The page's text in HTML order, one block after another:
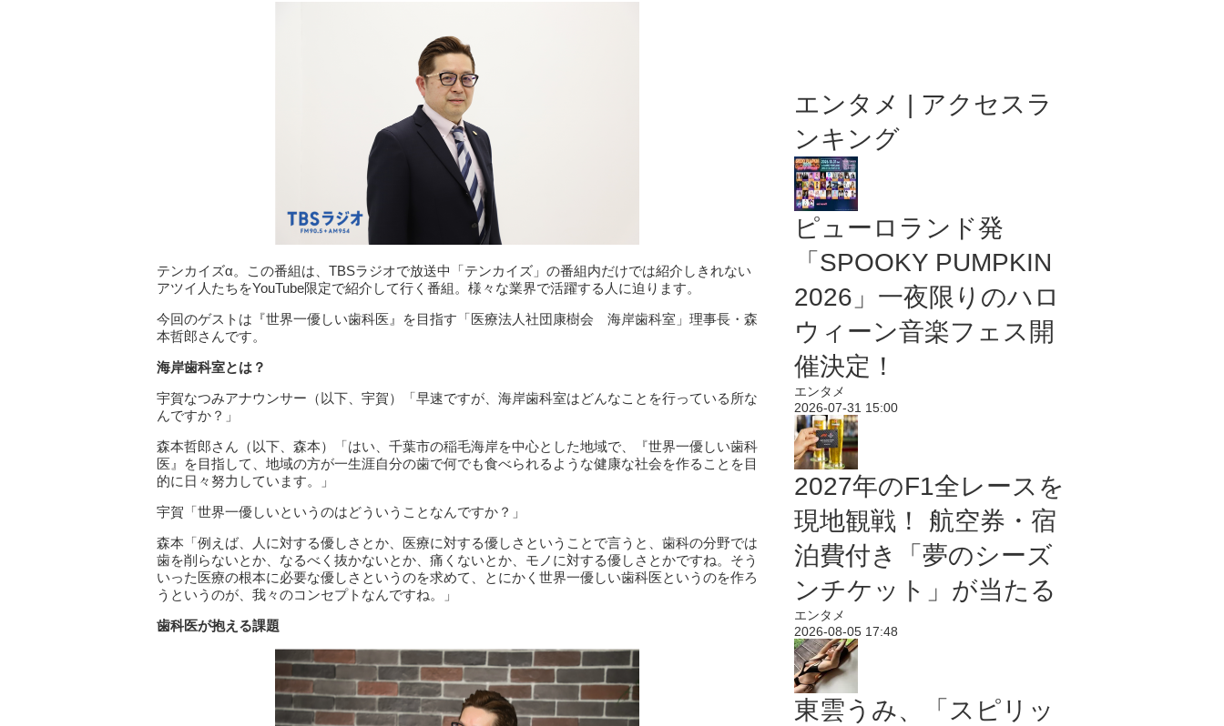
テンカイズα。この番組は、TBSラジオで放送中「テンカイズ」の番組内だけでは紹介しきれない
アツイ人たちをYouTube限定で紹介して行く番組。様々な業界で活躍する人に迫ります。
今回のゲストは『世界一優しい歯科医』を目指す「医療法人社団康樹会 海岸歯科室」理事長・森
本哲郎さんです。
海岸歯科室とは？
宇賀なつみアナウンサー（以下、宇賀）「早速ですが、海岸歯科室はどんなことを行っている所な
んですか？」
森本哲郎さん（以下、森本）「はい、千葉市の稲毛海岸を中心とした地域で、『世界一優しい歯科
医』を目指して、地域の方が一生涯自分の歯で何でも食べられるような健康な社会を作ることを目
的に日々努力しています。」
宇賀「世界一優しいというのはどういうことなんですか？」
森本「例えば、人に対する優しさとか、医療に対する優しさということで言うと、歯科の分野では
歯を削らないとか、なるべく抜かないとか、痛くないとか、モノに対する優しさとかですね。そう
いった医療の根本に必要な優しさというのを求めて、とにかく世界一優しい歯科医というのを作ろ
うというのが、我々のコンセプトなんですね。」
歯科医が抱える課題
エンタメ | アクセスラ
ンキング
ピューロランド発
「SPOOKY PUMPKIN
2026」一夜限りのハロ
ウィーン音楽フェス開
催決定！
エンタメ
2026-07-31 15:00
2027年のF1全レースを
現地観戦！ 航空券・宿
泊費付き「夢のシーズ
ンチケット」が当たる
エンタメ
2026-08-05 17:48
東雲うみ、「スピリッ